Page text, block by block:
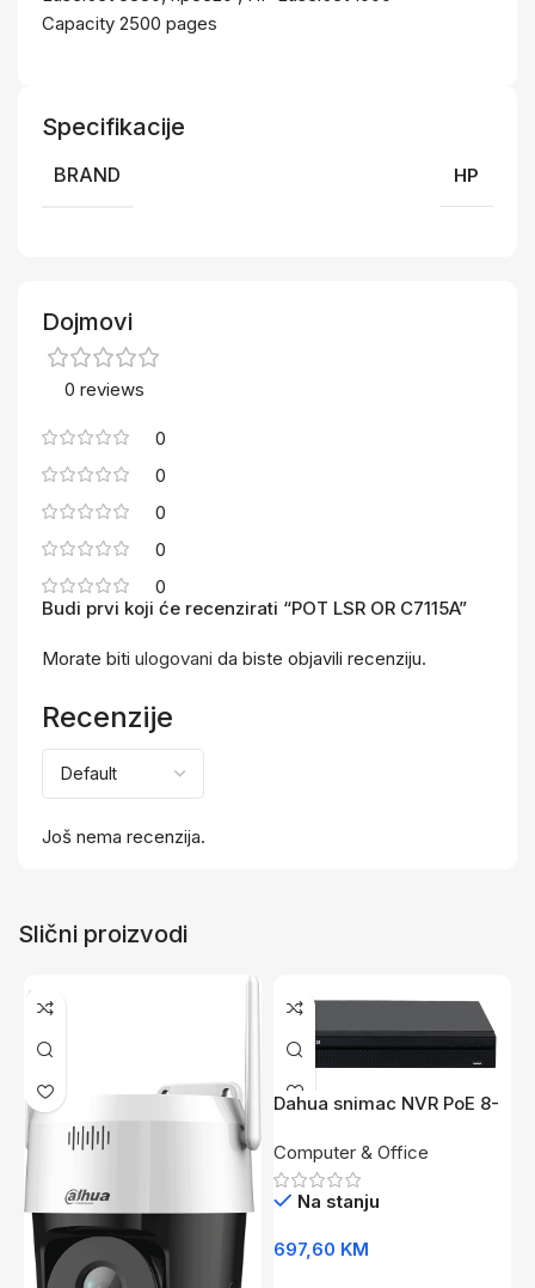
Capacity 2500 pages
Specifikacije
BRAND HP
Dojmovi
0 reviews
0
0
0
0
0
Recenzije
Još nema recenzija.
Budi prvi koji će recenzirati “POT LSR OR C7115A”
Morate biti ulogovani da biste objavili recenziju.
Slični proizvodi
Dahua snimac NVR PoE 8-
4KS3
Computer & Office
Na stanju
697,60 KM